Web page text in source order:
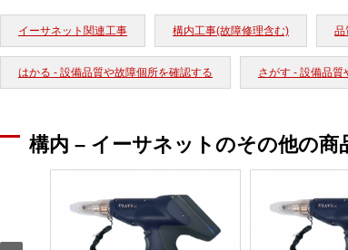
イーサネット関連工事 構内工事(故障修理含む) 品
はかる - 設備品質や故障個所を確認する さがす - 設備品質
構内 – イーサネットのその他の商